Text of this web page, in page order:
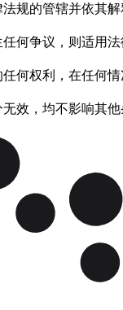
规的管辖并依其解
何争议，则适用
何权利，在任何
效，均不影响其他